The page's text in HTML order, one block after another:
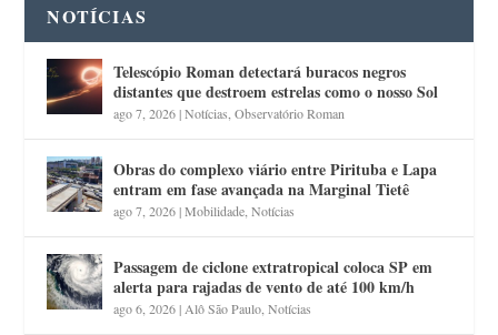
NOTÍCIAS
Telescópio Roman detectará buracos negros
distantes que destroem estrelas como o nosso Sol
ago 7, 2026|Notícias,Observatório Roman
Obras do complexo viário entre Pirituba e Lapa
entram em fase avançada na Marginal Tietê
ago 7, 2026|Mobilidade,Notícias
Passagem de ciclone extratropical coloca SP em
alerta para rajadas de vento de até 100 km/h
ago 6, 2026|Alô São Paulo,Notícias